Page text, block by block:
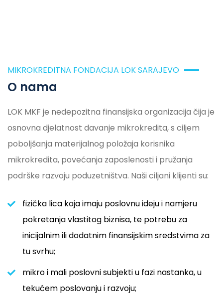
MIKROKREDITNA FONDACIJA LOK SARAJEVO
O nama
LOK MKF je nedepozitna finansijska organizacija čija je
osnovna djelatnost davanje mikrokredita, s ciljem
poboljšanja materijalnog položaja korisnika
mikrokredita, povećanja zaposlenosti i pružanja
podrške razvoju poduzetništva. Naši ciljani klijenti su:
fizička lica koja imaju poslovnu ideju i namjeru
pokretanja vlastitog biznisa, te potrebu za
inicijalnim ili dodatnim finansijskim sredstvima za
tu svrhu;
mikro i mali poslovni subjekti u fazi nastanka, u
tekućem poslovanju i razvoju;